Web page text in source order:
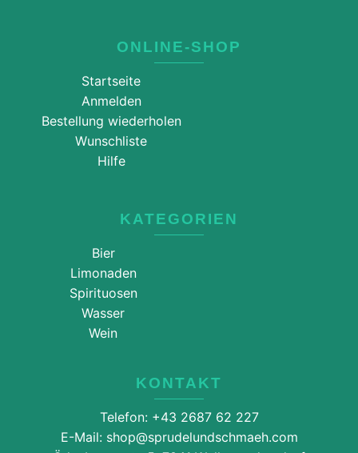
ONLINE-SHOP
Startseite
Anmelden
Bestellung wiederholen
Wunschliste
Hilfe
KATEGORIEN
Bier
Limonaden
Spirituosen
Wasser
Wein
KONTAKT
Telefon: +43 2687 62 227
E-Mail: shop@sprudelundschmaeh.com